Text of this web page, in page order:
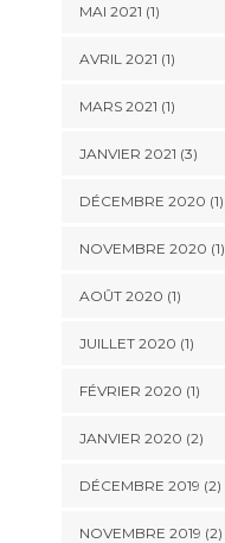
MAI 2021 (1)
AVRIL 2021 (1)
MARS 2021 (1)
JANVIER 2021 (3)
DÉCEMBRE 2020 (1)
NOVEMBRE 2020 (1)
AOÛT 2020 (1)
JUILLET 2020 (1)
FÉVRIER 2020 (1)
JANVIER 2020 (2)
DÉCEMBRE 2019 (2)
NOVEMBRE 2019 (2)